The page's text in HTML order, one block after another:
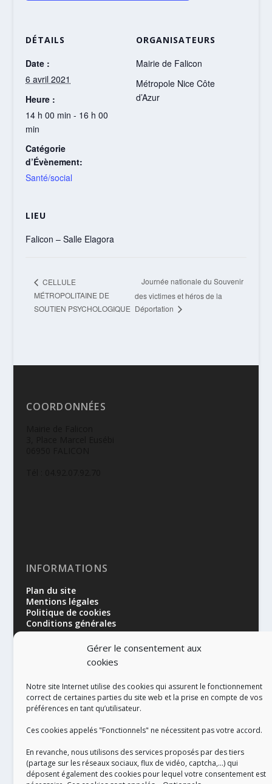
Gérer le consentement aux
cookies
Notre site Internet utilise des cookies qui assurent le fonctionnement
correct de certaines parties du site web et la prise en compte de vos
préférences en tant qu’utilisateur.
Ces cookies appelés "Fonctionnels" ne nécessitent pas votre accord.
En revanche, nous utilisons des services proposés par des tiers
(partage sur les réseaux sociaux, flux de vidéo, captcha,...) qui
déposent également des cookies pour lequel votre consentement est
DÉTAILS
Date :
6 avril 2021
Heure :
14 h 00 min - 16 h 00
min
Catégorie
d’Évènement:
Santé/social
ORGANISATEURS
Mairie de Falicon
Métropole Nice Côte
d’Azur
LIEU
Falicon – Salle Elagora
CELLULE
MÉTROPOLITAINE DE
SOUTIEN PSYCHOLOGIQUE
Journée nationale du Souvenir
des victimes et héros de la
Déportation
COORDONNÉES
INFORMATIONS
Plan du site
Mentions légales
Politique de cookies
Conditions générales